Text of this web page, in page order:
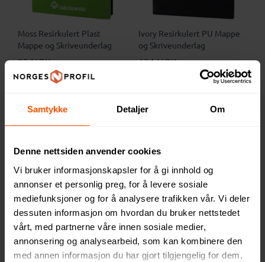
Samtykke Detaljer Om
Denne nettsiden anvender cookies
Vi bruker informasjonskapsler for å gi innhold og
annonser et personlig preg, for å levere sosiale
mediefunksjoner og for å analysere trafikken vår. Vi deler
dessuten informasjon om hvordan du bruker nettstedet
vårt, med partnerne våre innen sosiale medier,
annonsering og analysearbeid, som kan kombinere den
med annen informasjon du har gjort tilgjengelig for dem,
Moss Resirkulert Plast
Mappe og Skriveunderlag
93 NOKved 500 stk.
Ivory Resirkulert PU Mappe
og Skriveunderlag
134 NOKved 500 stk.
2
Clast A4 Skriveplate med
Vienna Resirkulert PU